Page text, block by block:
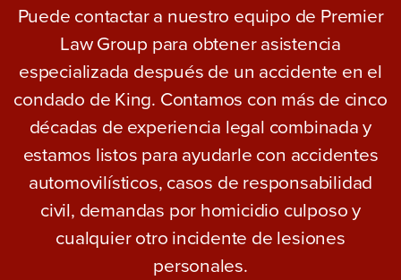
Puede contactar a nuestro equipo de Premier
Law Group para obtener asistencia
especializada después de un accidente en el
condado de King. Contamos con más de cinco
décadas de experiencia legal combinada y
estamos listos para ayudarle con accidentes
automovilísticos, casos de responsabilidad
civil, demandas por homicidio culposo y
cualquier otro incidente de lesiones
personales.